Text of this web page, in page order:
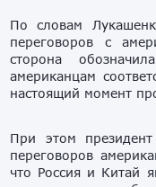
По словам
переговоров с
сторона
американцам
настоящий момент
При этом
переговоров
что Россия и Китай